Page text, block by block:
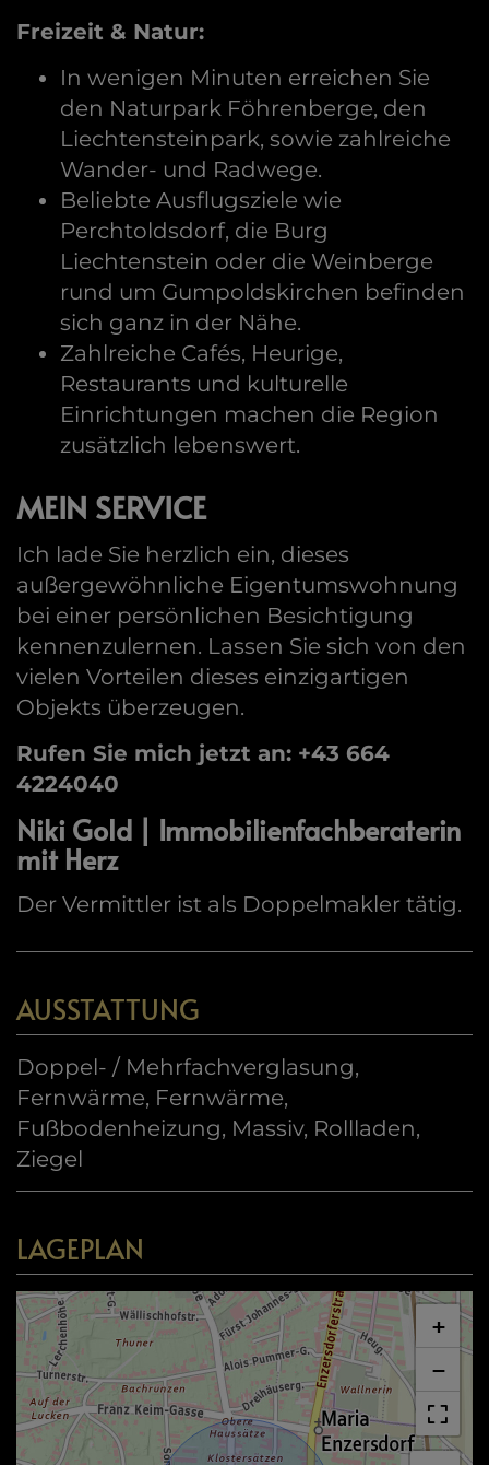
Freizeit & Natur:
In wenigen Minuten erreichen Sie
den Naturpark Föhrenberge, den
Liechtensteinpark, sowie zahlreiche
Wander- und Radwege.
Beliebte Ausflugsziele wie
Perchtoldsdorf, die Burg
Liechtenstein oder die Weinberge
rund um Gumpoldskirchen befinden
sich ganz in der Nähe.
Zahlreiche Cafés, Heurige,
Restaurants und kulturelle
Einrichtungen machen die Region
zusätzlich lebenswert.
MEIN SERVICE
Ich lade Sie herzlich ein, dieses
außergewöhnliche Eigentumswohnung
bei einer persönlichen Besichtigung
kennenzulernen. Lassen Sie sich von den
vielen Vorteilen dieses einzigartigen
Objekts überzeugen.
Rufen Sie mich jetzt an: +43 664
4224040
Niki Gold | Immobilienfachberaterin
mit Herz
Der Vermittler ist als Doppelmakler tätig.
AUSSTATTUNG
Doppel- / Mehrfachverglasung
Fernwärme Fernwärme
Fußbodenheizung Massiv Rollladen
Ziegel
LAGEPLAN
+
−